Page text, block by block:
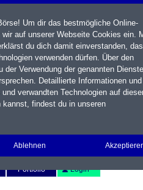
Portfolio Login
Um dir das bestmögliche Online-
auf unserer Webseite Cookies ein.
du dich damit einverstanden,
verwenden dürfen. Über den
der Verwendung der genannten
Detaillierte Informationen
verwandten Technologien auf
findest du in unseren
Ablehnen